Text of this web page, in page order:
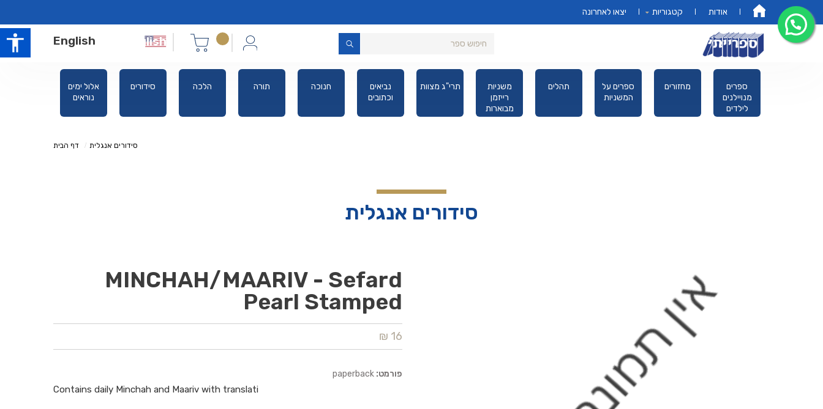
אודות קטגוריות יצאו לאחרונה
English
אלול ימים
נוראים
סידורים הלכה תורה חנוכה
נביאים
וכתובים
תרי"ג מצוות
משניות
רייזמן
מבוארות
מהדורת כיס
תהלים
ספרים על
המשניות
מחזורים
ספרים
מנויילנים
לילדים
דף הבית סידורים אנגלית
סידורים אנגלית
MINCHAH/MAARIV - Sefard
Pearl Stamped
16 ₪
פורמט:
Contains daily Minchah and Maariv with translati